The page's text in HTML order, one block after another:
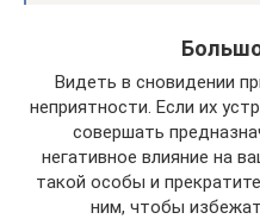
Видеть в сновидении
неприятности. Если их
совершать
негативное влияние на
такой особы и
ним, чтобы